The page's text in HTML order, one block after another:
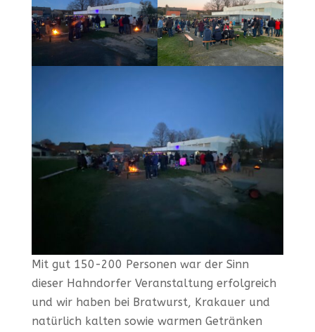
Mit gut 150-200 Personen war der Sinn
dieser Hahndorfer Veranstaltung erfolgreich
und wir haben bei Bratwurst, Krakauer und
natürlich kalten sowie warmen Getränken